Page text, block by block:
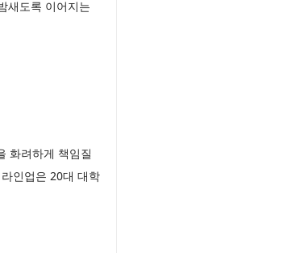
새도록 이어지는
화려하게 책임질
인업은 20대 대학